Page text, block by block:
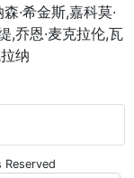
森·希金斯,嘉科莫·
,乔恩·麦克拉伦,瓦
纳